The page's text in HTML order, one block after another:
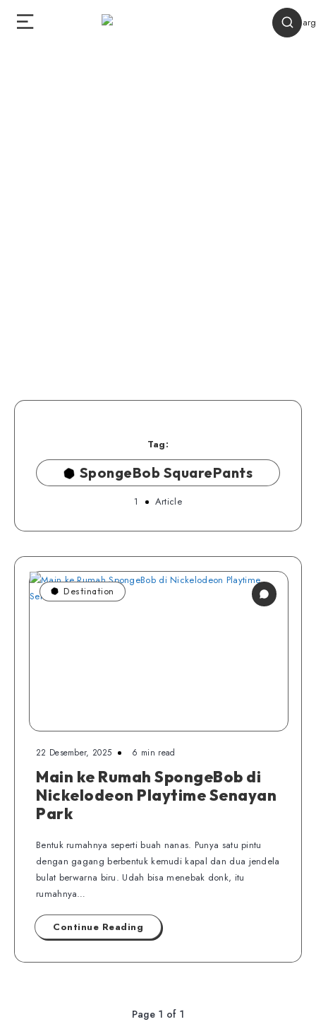
Tag:
SpongeBob SquarePants
1 Article
Destination
22 Desember, 2025 6 min read
Main ke Rumah SpongeBob di
Nickelodeon Playtime Senayan
Park
Bentuk rumahnya seperti buah nanas. Punya satu pintu
dengan gagang berbentuk kemudi kapal dan dua jendela
bulat berwarna biru. Udah bisa menebak donk, itu
rumahnya…
Continue Reading
Page 1 of 1